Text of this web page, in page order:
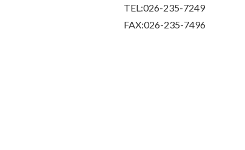
TEL:026-235-7249
FAX:026-235-7496